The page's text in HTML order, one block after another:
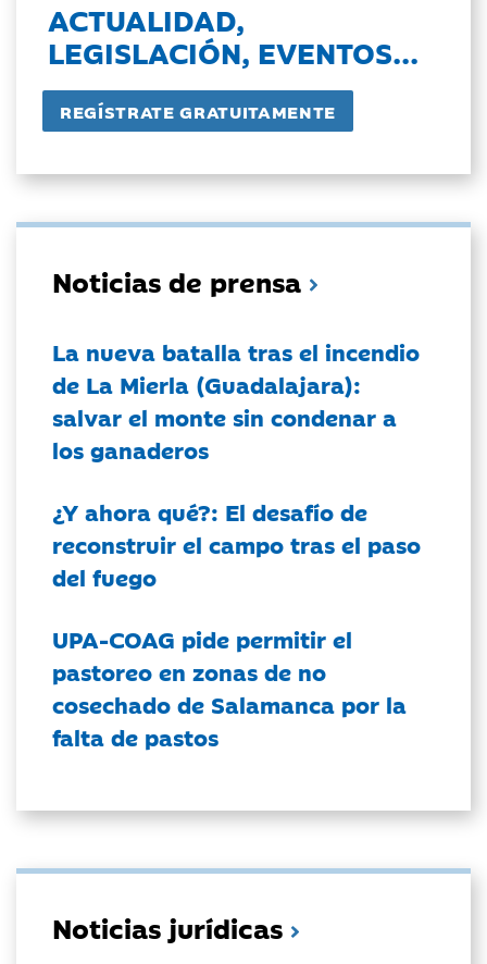
ACTUALIDAD,
LEGISLACIÓN, EVENTOS...
Noticias de prensa
La nueva batalla tras el incendio
de La Mierla (Guadalajara):
salvar el monte sin condenar a
los ganaderos
¿Y ahora qué?: El desafío de
reconstruir el campo tras el paso
del fuego
UPA-COAG pide permitir el
pastoreo en zonas de no
cosechado de Salamanca por la
falta de pastos
Noticias jurídicas